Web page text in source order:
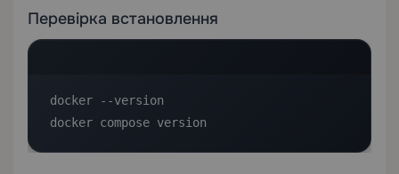
Перевірка встановлення
docker --version
docker compose version